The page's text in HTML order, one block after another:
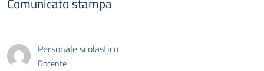
Personale scolastico
Docente